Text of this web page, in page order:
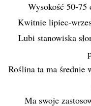
Wysokość 50-75
Kwitnie lipiec-
Lubi stanowiska
Roślina ta ma średnie
Ma swoje